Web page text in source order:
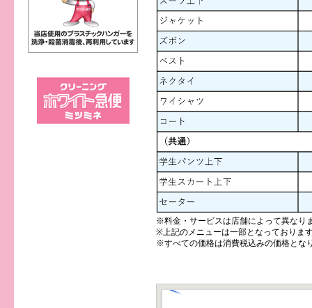
※料金・サービスは店舗によって異なり
※上記のメニューは一部となっておりま
※すべての価格は消費税込みの価格とな